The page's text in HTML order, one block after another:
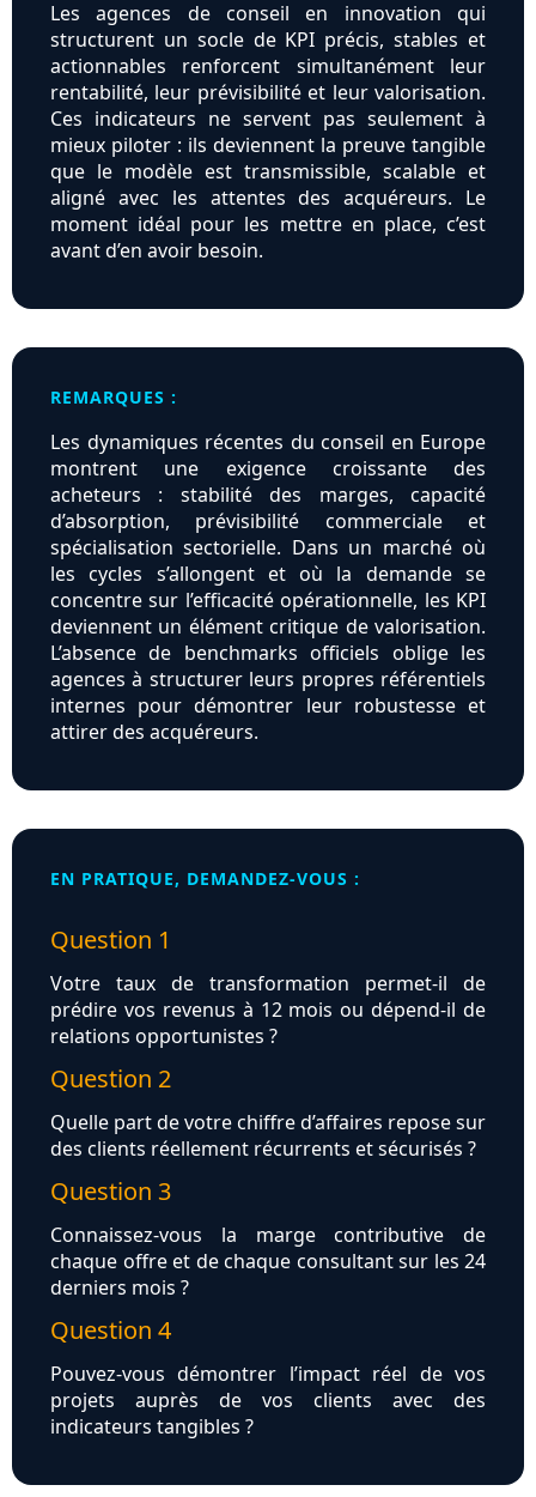
Les agences de conseil en innovation qui
structurent un socle de KPI précis, stables et
actionnables renforcent simultanément leur
rentabilité, leur prévisibilité et leur valorisation.
Ces indicateurs ne servent pas seulement à
mieux piloter : ils deviennent la preuve tangible
que le modèle est transmissible, scalable et
aligné avec les attentes des acquéreurs. Le
moment idéal pour les mettre en place, c’est
avant d’en avoir besoin.
REMARQUES :
Les dynamiques récentes du conseil en Europe
montrent une exigence croissante des
acheteurs : stabilité des marges, capacité
d’absorption, prévisibilité commerciale et
spécialisation sectorielle. Dans un marché où
les cycles s’allongent et où la demande se
concentre sur l’efficacité opérationnelle, les KPI
deviennent un élément critique de valorisation.
L’absence de benchmarks officiels oblige les
agences à structurer leurs propres référentiels
internes pour démontrer leur robustesse et
attirer des acquéreurs.
EN PRATIQUE, DEMANDEZ-VOUS :
Question 1
Votre taux de transformation permet-il de
prédire vos revenus à 12 mois ou dépend-il de
relations opportunistes ?
Question 2
Quelle part de votre chiffre d’affaires repose sur
des clients réellement récurrents et sécurisés ?
Question 3
Connaissez-vous la marge contributive de
chaque offre et de chaque consultant sur les 24
derniers mois ?
Question 4
Pouvez-vous démontrer l’impact réel de vos
projets auprès de vos clients avec des
indicateurs tangibles ?